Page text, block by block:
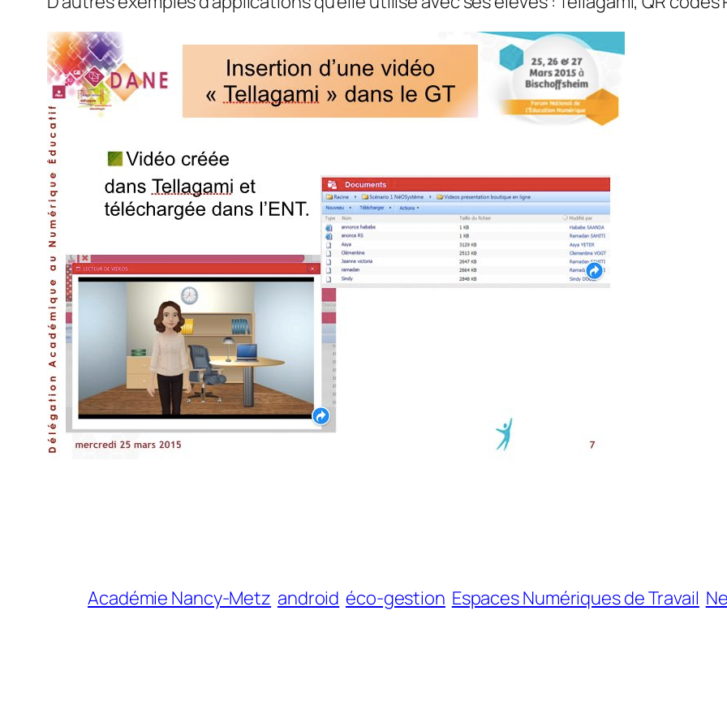
Académie Nancy-Metz android éco-gestion Espaces Numériques de Travail